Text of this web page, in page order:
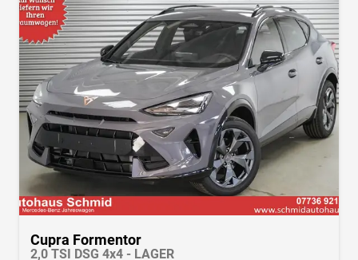
Cupra Formentor
2,0 TSI DSG 4x4 - LAGER